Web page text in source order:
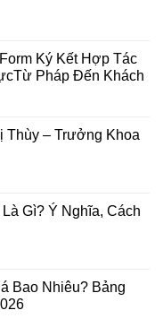
Ký Kết Hợp Tác
Pháp Đến Khách
Thùy – Trưởng Khoa
Gì? Ý Nghĩa, Cách
Bao Nhiêu? Bảng